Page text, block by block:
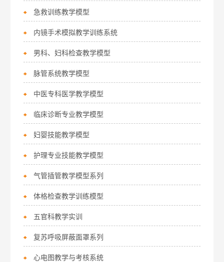
急救训练教学模型
内镜手术模拟教学训练系统
男科、妇科检查教学模型
脉管系统教学模型
中医专科医学教学模型
临床诊断专业教学模型
妇婴技能教学模型
护理专业技能教学模型
气管插管教学模型系列
体格检查教学训练模型
五官科教学实训
复苏呼吸屏蔽面罩系列
心电图教学与考核系统